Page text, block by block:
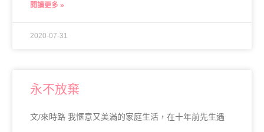
閱讀更多 »
2020-07-31
永不放棄
文/來時路 我愜意又美滿的家庭生活，在十年前先生遇